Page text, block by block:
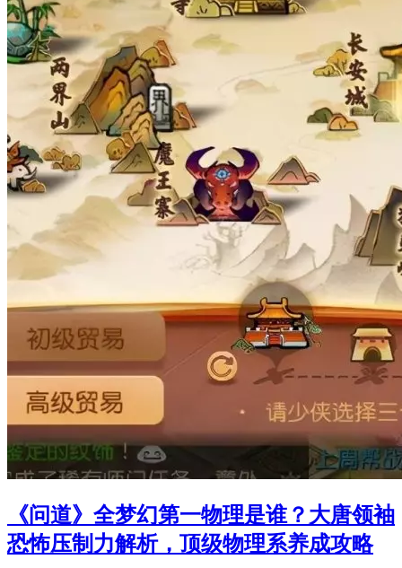
《问道》全梦幻第一物理是谁？大唐领袖
恐怖压制力解析，顶级物理系养成攻略